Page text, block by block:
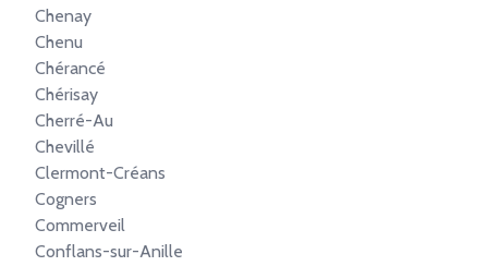
Chenay
Chenu
Chérancé
Chérisay
Cherré-Au
Chevillé
Clermont-Créans
Cogners
Commerveil
Conflans-sur-Anille